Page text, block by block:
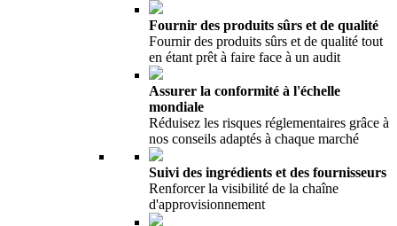
Fournir des produits sûrs et de qualité
Fournir des produits sûrs et de qualité tout
en étant prêt à faire face à un audit
Assurer la conformité à l'échelle
mondiale
Réduisez les risques réglementaires grâce à
nos conseils adaptés à chaque marché
Suivi des ingrédients et des fournisseurs
Renforcer la visibilité de la chaîne
d'approvisionnement